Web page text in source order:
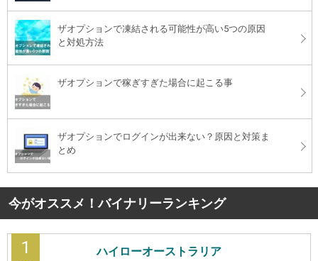
ザオプションで凍結される可能性が高い5つの原因
と対処方法
ザオプションで稼ぎすぎた場合に起こる事
ザオプションでログインが出来ない？原因と対策ま
とめ
今がオススメ！バイナリーランキング
1 ハイローオーストラリア